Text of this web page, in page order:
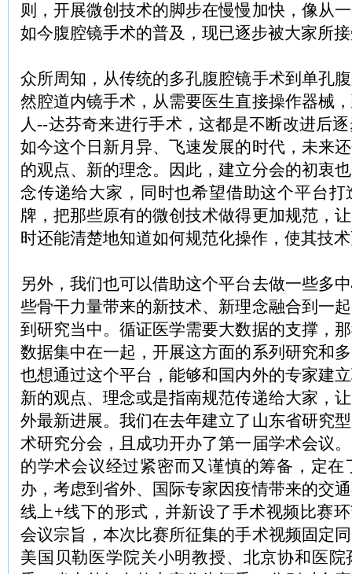
则，开展微创技术的脚步在慢慢加快，像从
如今腹腔镜手术的普及，现已逐步被大家所
众所周知，从传统的多孔腹腔镜手术到单孔
然腔道内镜手术，从需要医生直接操作器械
人--达芬奇来进行手术，这都是不断改进后
如今这个日新月异、飞速发展的时代，未来
的观点、新的理念。因此，建立分会的初衷
念传递给大家，同时也希望借助这个平台
牌，把那些原有的微创技术做得更加规范，
时还能清楚地知道如何规范化操作，使其技
另外，我们也可以借助这个平台去做一些多
些骨干力量带来的新技术、新理念融合到一
到研究当中。循证医学需要大数据的支撑，
数据集中在一起，开展这方面的系列研究和
也想通过这个平台，能够和国内外的专家建
新的观点、理念或是指南规范传递给大家，
外最新进展。我们在去年建立了山东省研究
术研究分会，且成功开办了第一届学术会议
的学术会议经过紧密而又谨慎的筹备，定在
办，考虑到省外、国际专家因疫情带来的交
线上+线下的形式，并新设了手术视频比赛
会议宗旨，本次比赛所征集的手术视频固定
美国贝勒医学院关小明教授、北京协和医